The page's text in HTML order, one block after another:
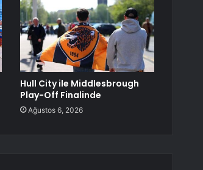
Hull City ile Middlesbrough
Play-Off Finalinde
Ağustos 6, 2026